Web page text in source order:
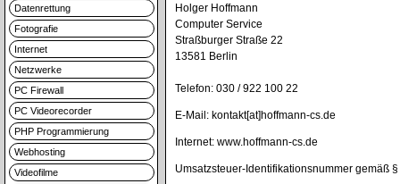
Datenrettung
Fotografie
Internet
Netzwerke
PC Firewall
PC Videorecorder
PHP Programmierung
Webhosting
Videofilme
Holger Hoffmann
Computer Service
Straßburger Straße 22
13581 Berlin
Telefon: 030 / 922 100 22
E-Mail: kontakt[at]hoffmann-cs.de
Internet: www.hoffmann-cs.de
Umsatzsteuer-Identifikationsnummer gemäß